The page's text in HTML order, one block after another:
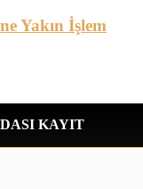
Yakın İşlem
KAYIT